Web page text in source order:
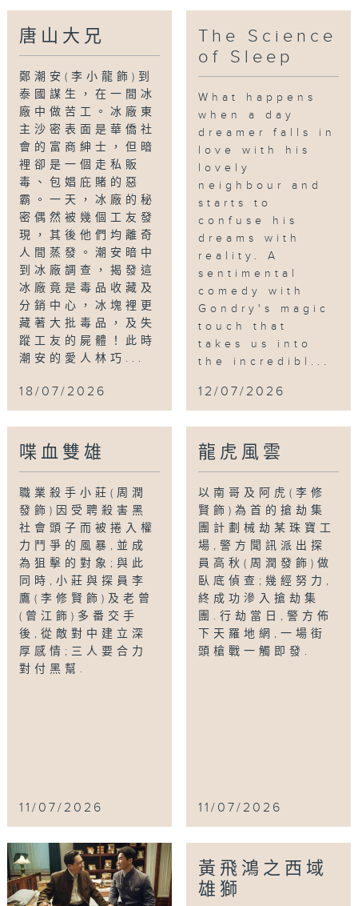
唐山大兄
鄭潮安(李小龍飾)到
泰國謀生，在一間冰
廠中做苦工。冰廠東
主沙密表面是華僑社
會的富商紳士，但暗
裡卻是一個走私販
毒、包娼庇賭的惡
霸。一天，冰廠的秘
密偶然被幾個工友發
現，其後他們均離奇
人間蒸發。潮安暗中
到冰廠調查，揭發這
冰廠竟是毒品收藏及
分銷中心，冰塊裡更
藏著大批毒品，及失
蹤工友的屍體！此時
潮安的愛人林巧...
18/07/2026
The Science
of Sleep
What happens
when a day
dreamer falls in
love with his
lovely
neighbour and
starts to
confuse his
dreams with
reality. A
sentimental
comedy with
Gondry's magic
touch that
takes us into
the incredibl...
12/07/2026
喋血雙雄
職業殺手小莊(周潤
發飾)因受聘殺害黑
社會頭子而被捲入權
力鬥爭的風暴,並成
為狙擊的對象;與此
同時,小莊與探員李
鷹(李修賢飾)及老曾
(曾江飾)多番交手
後,從敵對中建立深
厚感情;三人要合力
對付黑幫.
11/07/2026
龍虎風雲
以南哥及阿虎(李修
賢飾)為首的搶劫集
團計劃械劫某珠寶工
場,警方聞訊派出探
員高秋(周潤發飾)做
臥底偵查;幾經努力,
終成功滲入搶劫集
團.行劫當日,警方佈
下天羅地網,一場街
頭槍戰一觸即發.
11/07/2026
黃飛鴻之西域
雄獅